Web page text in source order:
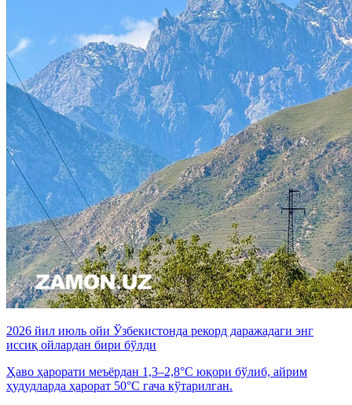
2026 йил июль ойи Ўзбекистонда рекорд даражадаги энг
иссиқ ойлардан бири бўлди
Ҳаво ҳарорати меъёрдан 1,3–2,8°C юқори бўлиб, айрим
ҳудудларда ҳарорат 50°C гача кўтарилган.